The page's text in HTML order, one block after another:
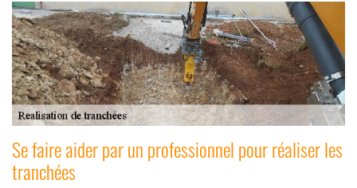
Se faire aider par un professionnel pour réaliser les
tranchées